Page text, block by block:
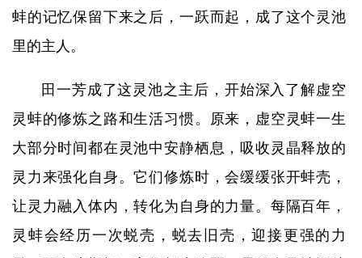
蚌的记忆保留下来之后，一跃而起，成了这个灵池
里的主人。
田一芳成了这灵池之主后，开始深入了解虚空
灵蚌的修炼之路和生活习惯。原来，虚空灵蚌一生
大部分时间都在灵池中安静栖息，吸收灵晶释放的
灵力来强化自身。它们修炼时，会缓缓张开蚌壳，
让灵力融入体内，转化为自身的力量。每隔百年，
灵蚌会经历一次蜕壳，蜕去旧壳，迎接更强的力